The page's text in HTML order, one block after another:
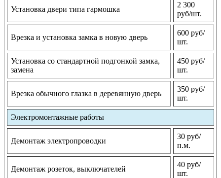
Установка двери типа гармошка
2 300
руб/шт.
Врезка и установка замка в новую дверь
600 руб/
шт.
Установка со стандартной подгонкой замка,
замена
450 руб/
шт.
Врезка обычного глазка в деревянную дверь
350 руб/
шт.
Электромонтажные работы
Демонтаж электропроводки
30 руб/
п.м.
Демонтаж розеток, выключателей
40 руб/
шт.